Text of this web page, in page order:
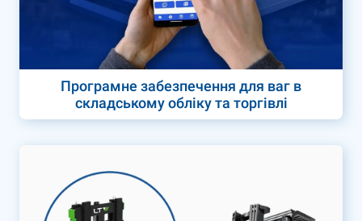
Програмне забезпечення для ваг в
складському обліку та торгівлі